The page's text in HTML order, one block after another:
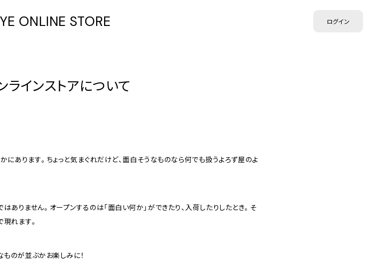
ONLINE STORE ログイン
ラインストアについて
にあります。ちょっと気まぐれだけど、面白そうなものなら何でも扱うよろず屋のよ
りません。オープンするのは「面白い何か」ができたり、入荷したりしたとき。そ
れます。
のが並ぶかお楽しみに！